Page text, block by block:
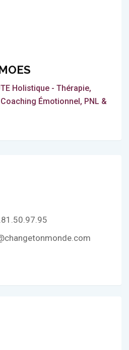
Holistique - Thérapie,
Émotionnel, PNL &